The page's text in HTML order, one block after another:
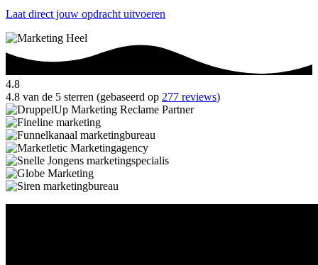
Laat direct jouw opdracht uitvoeren
4.8
4.8 van de 5 sterren (gebaseerd op 277 reviews)